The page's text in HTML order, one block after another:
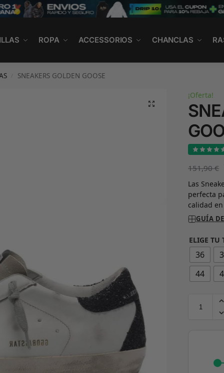
ROPA ACCESSORIOS CHANCLAS
SNEAKERS GOLDEN GOOSE
¡Oferta!
151,90€
Las
perfecta
calidad
GUÍA
ELIGE TU
36
44